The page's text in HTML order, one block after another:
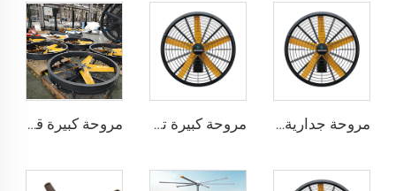
مروحة جدارية كبيرة بقياس 0.9 متر و1.2 متر ذات جودة عالية لمخازن البضائع، محرك بجهد 220 فولت مخصص للمرافق الصناعية والمطاعم والمزارع والفنادق مروحة كبيرة تجارية ذات جودة عالية بأحجام 0.9 متر و1.2 متر، مخصصة للأماكن الكبيرة مثل المصانع والمطاعم والمزارع والفندقة، محرك 220 فولت مروحة كبيرة قابلة للتركيب على الجدار بأحجام 0.9 متر و1.2 متر ومزودة بمحرك 220 فولت، مثالية للمصانع والمطاعم والمزارع والفندقة